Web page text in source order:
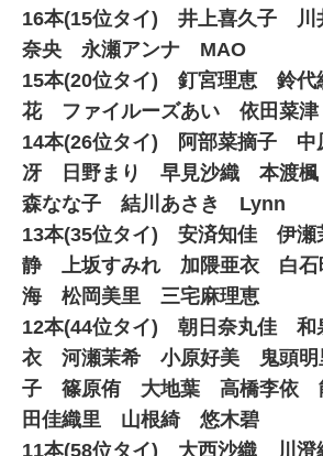
16本(15位タイ) 井上喜久子 川
奈央 永瀬アンナ MAO
15本(20位タイ) 釘宮理恵 鈴
花 ファイルーズあい 依田菜
14本(26位タイ) 阿部菜摘子 中
冴 日野まり 早見沙織 本渡楓
森なな子 結川あさき Lynn
13本(35位タイ) 安済知佳 伊
静 上坂すみれ 加隈亜衣 白石
海 松岡美里 三宅麻理恵
12本(44位タイ) 朝日奈丸佳
衣 河瀬茉希 小原好美 鬼頭明
子 篠原侑 大地葉 高橋李依
田佳織里 山根綺 悠木碧
11本(58位タイ) 大西沙織 川